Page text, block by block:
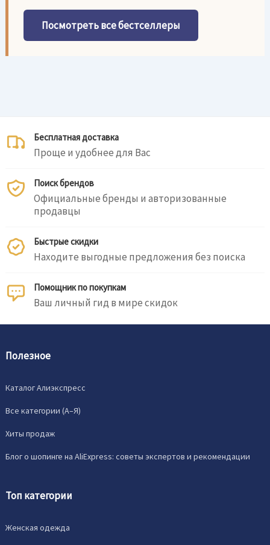
Посмотреть все бестселлеры
Бесплатная доставка
Проще и удобнее для Вас
Поиск брендов
Официальные бренды и авторизованные
продавцы
Быстрые скидки
Находите выгодные предложения без поиска
Помощник по покупкам
Ваш личный гид в мире скидок
Полезное
Каталог Алиэкспресс
Все категории (A–Я)
Хиты продаж
Блог о шопинге на AliExpress: советы экспертов и рекомендации
Топ категории
Женская одежда